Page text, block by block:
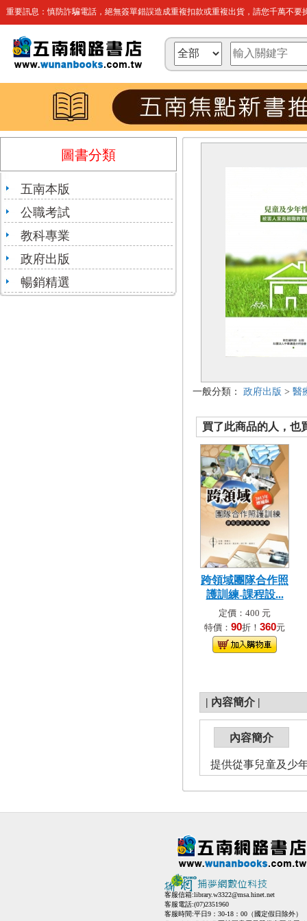
重要訊息：慎防詐騙電話，絕無簽單錯誤造成重複扣款或重複出貨，請您千萬不要
圖書分類
五南本版
公職考試
教科專業
政府出版
暢銷精選
一般分類： 政府出版 > 醫
買了此商品的人，也
跨領域團隊合作照
護訓練-課程設...
定價：400 元
特價： 90折！ 360元
| 內容簡介 |
內容簡介
提供從事兒童及少
客服信箱:library.w3322@msa.hinet.net
客服電話:(07)2351960
客服時間:平日9：30-18：00（國定假日除外）